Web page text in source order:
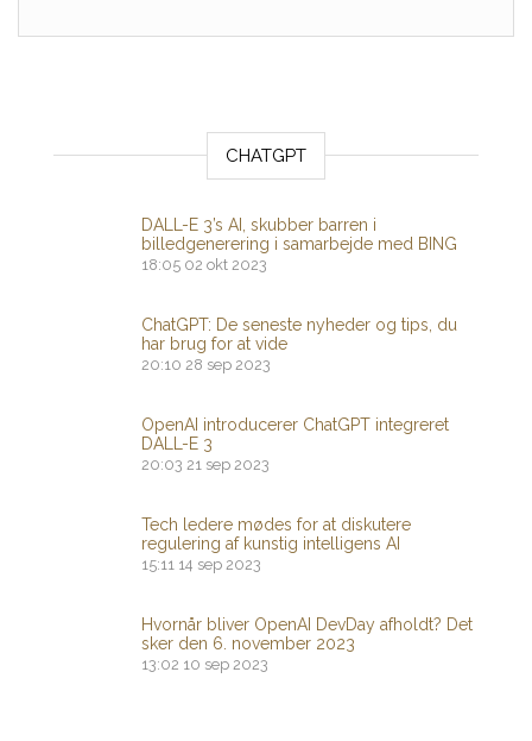
CHATGPT
DALL-E 3’s AI, skubber barren i
billedgenerering i samarbejde med BING
18:05 02 okt 2023
ChatGPT: De seneste nyheder og tips, du
har brug for at vide
20:10 28 sep 2023
OpenAI introducerer ChatGPT integreret
DALL-E 3
20:03 21 sep 2023
Tech ledere mødes for at diskutere
regulering af kunstig intelligens AI
15:11 14 sep 2023
Hvornår bliver OpenAI DevDay afholdt? Det
sker den 6. november 2023
13:02 10 sep 2023